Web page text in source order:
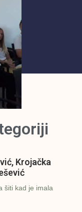
Krojačka
šiti kad je imala